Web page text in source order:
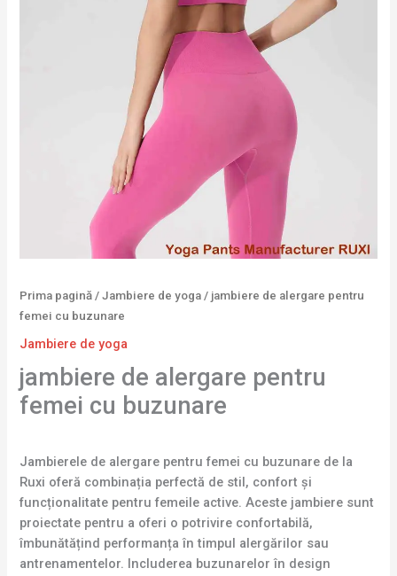
Prima pagină /Jambiere de yoga / jambiere de alergare pentru
femei cu buzunare
Jambiere de yoga
jambiere de alergare pentru
femei cu buzunare
Jambierele de alergare pentru femei cu buzunare de la
Ruxi oferă combinația perfectă de stil, confort și
funcționalitate pentru femeile active. Aceste jambiere sunt
proiectate pentru a oferi o potrivire confortabilă,
îmbunătățind performanța în timpul alergărilor sau
antrenamentelor. Includerea buzunarelor în design